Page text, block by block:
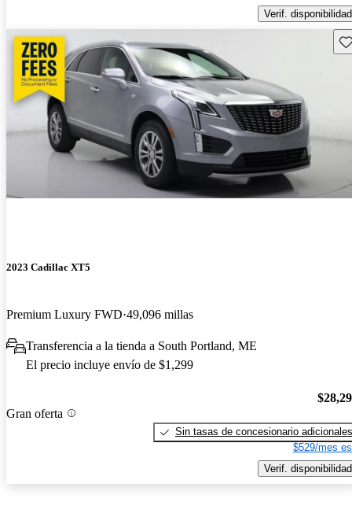
Verif. disponibilidad
2023 Cadillac XT5
Premium Luxury FWD 49,096 millas
Transferencia a la tienda a South Portland, ME
El precio incluye envío de $1,299
Gran oferta
Sin tasas de concesionario adicionales
$529/mes
Verif. disponibilidad